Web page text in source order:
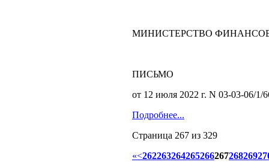
МИНИСТЕРСТВО
ПИСЬМО
от 12 июля 2022 г. N 03-03-06/1/
Подробнее...
Страница 267 из 329
«<262263264265266267268269